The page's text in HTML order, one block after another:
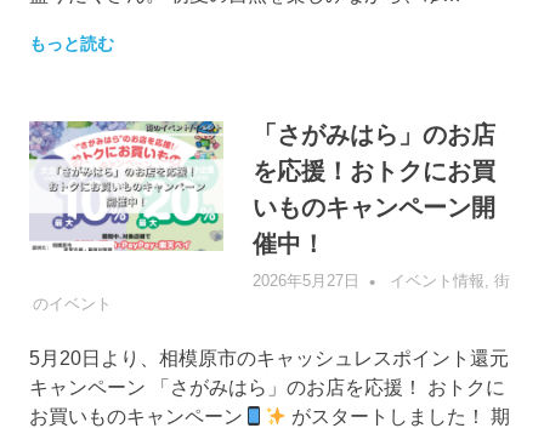
もっと読む
「さがみはら」のお店
を応援！おトクにお買
いものキャンペーン開
催中！
2026年5月27日 管理者
イベント情報, 街
のイベント
5月20日より、相模原市のキャッシュレスポイント還元
キャンペーン 「さがみはら」のお店を応援！ おトクに
お買いものキャンペーン
がスタートしました！ 期